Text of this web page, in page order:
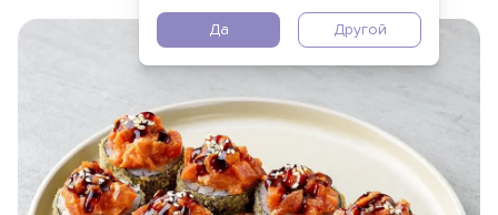
Да Другой